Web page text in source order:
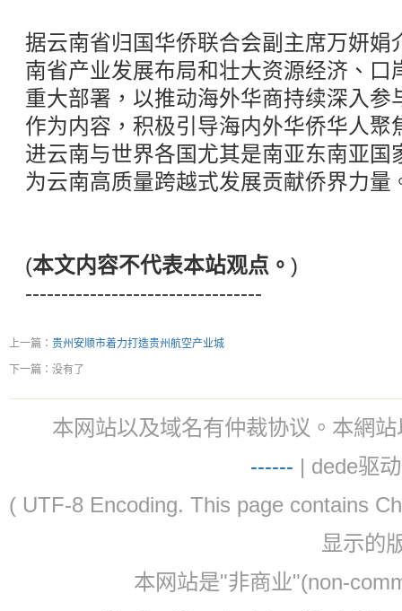
据云南省归国华侨联合会副主席万妍娟
南省产业发展布局和壮大资源经济、口
重大部署，以推动海外华商持续深入参
作为内容，积极引导海内外华侨华人聚
进云南与世界各国尤其是南亚东南亚国
为云南高质量跨越式发展贡献侨界力量
(本文内容不代表本站观点。 )
---------------------------------
上一篇： 贵州安顺市着力打造贵州航空产业城
下一篇：没有了
本网站以及域名有仲裁协议。本網
------ | dede驱
( UTF-8 Encoding. This page contains
显示的
本网站是"非商业"(non-